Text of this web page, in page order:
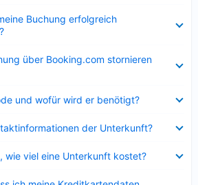
Buchung erfolgreich
über Booking.com stornieren
und wofür wird er benötigt?
der Unterkunft?
wie viel eine Unterkunft kostet?